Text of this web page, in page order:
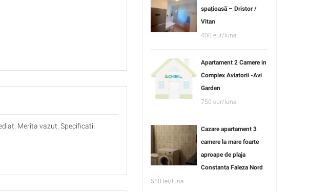
Merita vazut. Specificatii
spațioasă – Dristor /
Vitan
400 eur/luna
Apartament 2 Camere in
Complex Aviatorii -Avi
Garden
750 eur/luna
Cazare apartament 3
camere la mare foarte
aproape de plaja
Constanta Faleza Nord
550 lei/luna